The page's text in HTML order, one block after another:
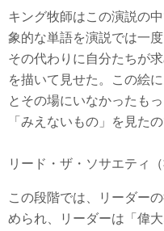
キング牧師はこの演説の
象的な単語を演説では一
その代わりに自分たちが
を描いて見せた。この絵
とその場にいなかったも
「みえないもの」を見たの
リード・ザ・ソサエティ
この段階では、リーダー
められ、リーダーは「偉